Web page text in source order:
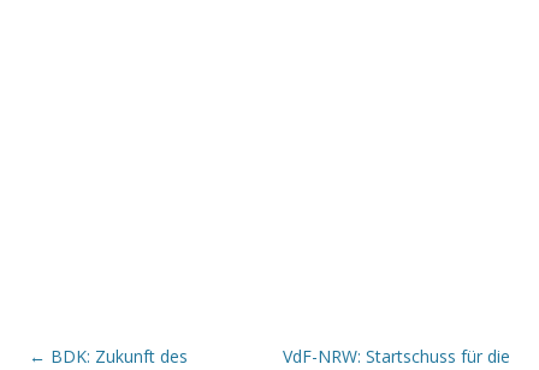
Beitrags-Navigation
← BDK: Zukunft des
VdF-NRW: Startschuss für die